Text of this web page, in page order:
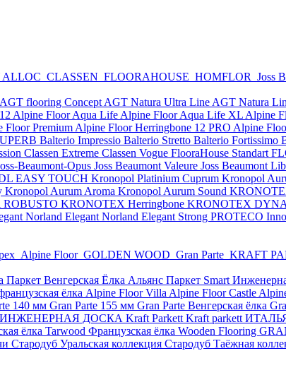
ALLOC CLASSEN FLOORAHOUSE HOMFLOR Joss
AGT flooring Concept AGT Natura Ultra Line AGT Natura
Alpine Floor Aqua Life Alpine Floor Aqua Life XL Alpine
Floor Premium Alpine Floor Herringbone 12 PRO Alpine
Balterio Impressio Balterio Stretto Balterio Fortissimo
Classen Extreme Classen Vogue FlooraHouse Standart
Beaumont-Opus Joss Beaumont Valeure Joss Beaumont
EASY TOUCH Kronopol Platinium Cuprum Kronopol
Kronopol Aurum Aroma Kronopol Aurum Sound
KRONOTEX Herringbone KRONOTEX
Norland Elegant Norland Elegant Strong PROTECO
Alpine Floor GOLDEN WOOD Gran Parte KRAFT
Паркет Венгерская Ёлка Альянс Паркет Smart
ёлка Alpine Floor Villa Alpine Floor Castle
140 мм Gran Parte 155 мм Gran Parte Венгерская ёлка
ДОСКА Kraft Parkett Kraft parkett
ёлка Tarwood Французская ёлка Wooden Flooring
Стародуб Уральская коллекция Стародуб Таёжная